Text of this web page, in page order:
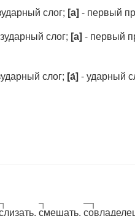
слог; [а]- первый
слог; [а]- первый
слог; [а́]- ударный
лизать, смешать, со